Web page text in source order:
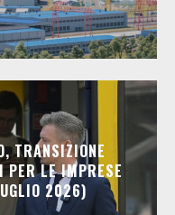
TRANSIZIONE
PER LE IMPRESE
2026)